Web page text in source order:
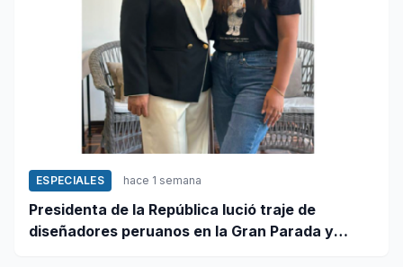
ESPECIALES hace 1 semana
Presidenta de la República lució traje de
diseñadores peruanos en la Gran Parada y